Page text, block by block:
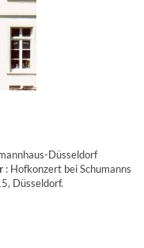
Düsseldorf
: Hofkonzert bei Schumanns
Düsseldorf.